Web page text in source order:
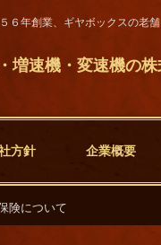
増速機・変速機の
６年創業、ギヤボックスの老舗
方針 企業概要
険について